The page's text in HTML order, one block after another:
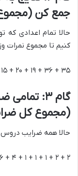
جمع کن
کنیم تا مجموع نمرات
۳۵ + ۳۶ + ۱۹ + ۲۰ + ۱۵ + ۵۷ + ۱۰۰.۵ + ۴۸ + ۵۴ =
گام ۳:
(مجموع کل
حالا همه ضرایب دروس
۲ + ۲ + ۱ + ۱ + ۱ + ۴ + ۶ + ۴ + ۴ =